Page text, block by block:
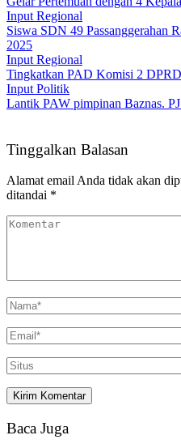
Input Regional
Siswa SDN 49 Passanggerahan
2025
Input Regional
Tingkatkan PAD Komisi 2
Input Politik
Lantik PAW pimpinan Baznas.
Tinggalkan Balasan
Alamat email Anda tidak akan
ditandai *
Baca Juga